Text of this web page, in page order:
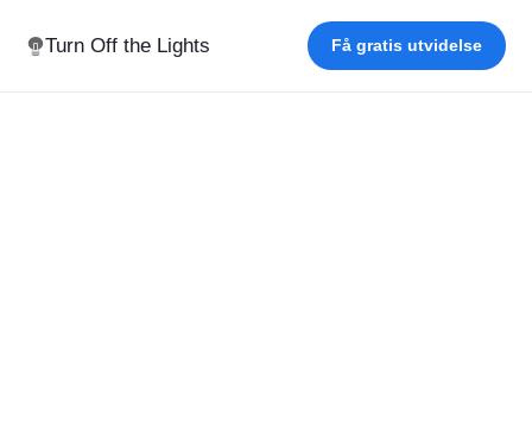
Turn Off the Lights Få gratis utvidelse